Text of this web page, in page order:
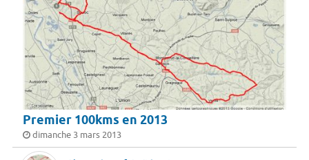
Premier 100kms en 2013
dimanche 3 mars 2013